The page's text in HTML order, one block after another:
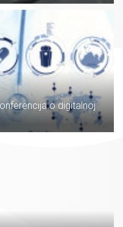
o digitalnoj